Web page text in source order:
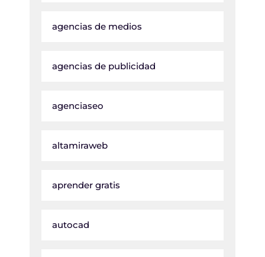
agencias de medios
agencias de publicidad
agenciaseo
altamiraweb
aprender gratis
autocad